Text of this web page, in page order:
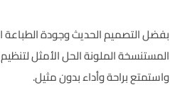
بفضل التصميم الحديث وجودة
المستنسخة الملونة الحل الأمثل
واستمتع براحة وأداء بدون مثيل.